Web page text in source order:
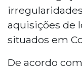
aquisições de
situados em
De acordo